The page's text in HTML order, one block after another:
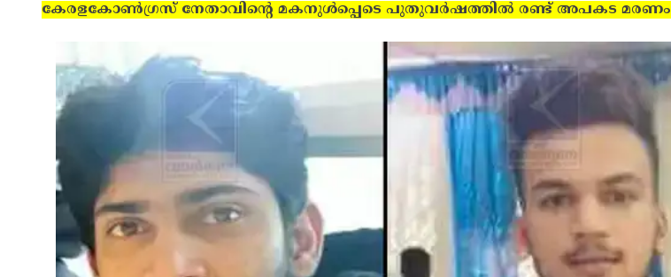
കേരളകോണ്‍ഗ്രസ് നേതാവിന്റെ മകനുള്‍പ്പെടെ പുതുവര്‍ഷത്തില്‍ രണ്ട് അപകട മരണം